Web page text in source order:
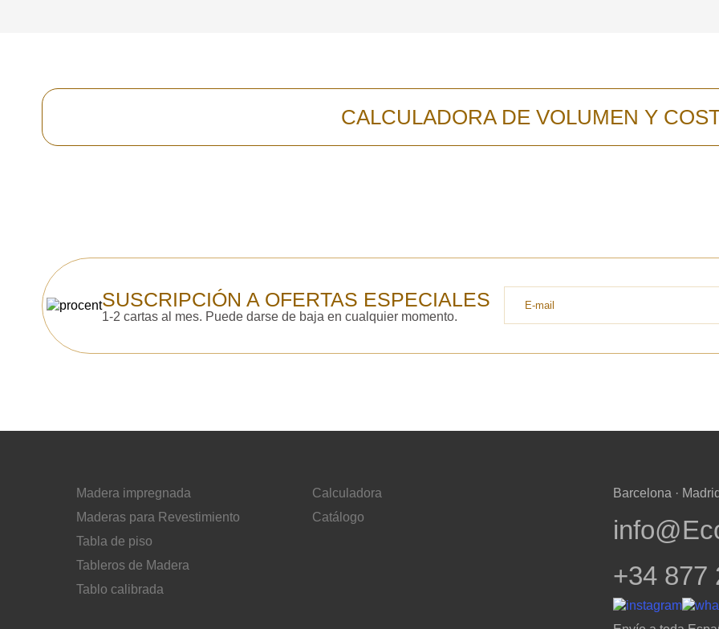
CALCULADORA DE VOLUMEN Y
SUSCRIPCIÓN A OFERTAS ESPECIALES
1-2 cartas al mes. Puede darse de baja en cualquier momento.
Madera impregnada
Maderas para Revestimiento
Tabla de piso
Tableros de Madera
Tablo calibrada
Calculadora
Catálogo
Barcelona ·
+34 877